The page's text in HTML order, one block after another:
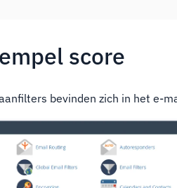
score
bevinden zich in het e-